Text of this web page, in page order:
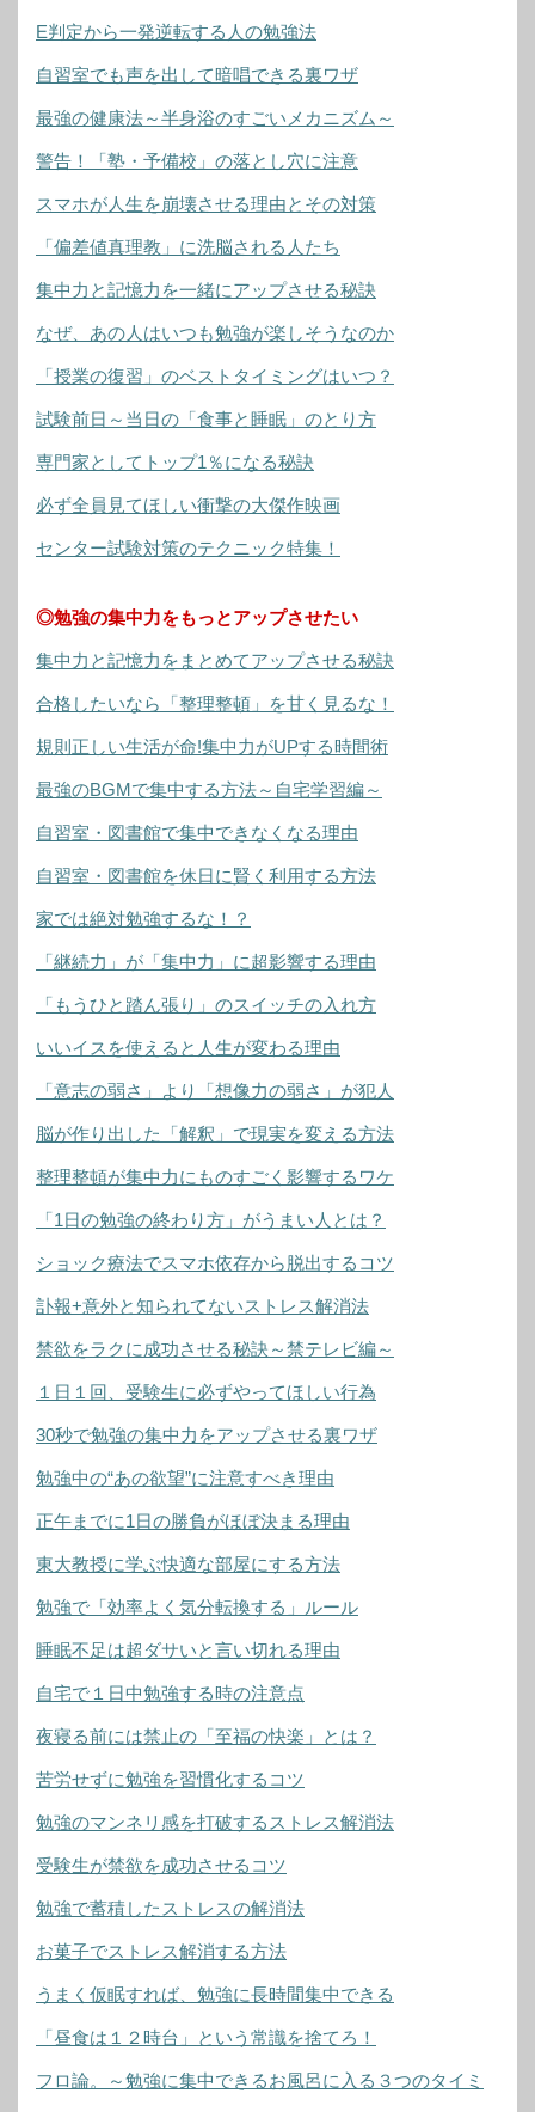
E判定から一発逆転する人の勉強法
自習室でも声を出して暗唱できる裏ワザ
最強の健康法～半身浴のすごいメカニズム～
警告！「塾・予備校」の落とし穴に注意
スマホが人生を崩壊させる理由とその対策
「偏差値真理教」に洗脳される人たち
集中力と記憶力を一緒にアップさせる秘訣
なぜ、あの人はいつも勉強が楽しそうなのか
「授業の復習」のベストタイミングはいつ？
試験前日～当日の「食事と睡眠」のとり方
専門家としてトップ1％になる秘訣
必ず全員見てほしい衝撃の大傑作映画
センター試験対策のテクニック特集！
◎勉強の集中力をもっとアップさせたい
集中力と記憶力をまとめてアップさせる秘訣
合格したいなら「整理整頓」を甘く見るな！
規則正しい生活が命!集中力がUPする時間術
最強のBGMで集中する方法～自宅学習編～
自習室・図書館で集中できなくなる理由
自習室・図書館を休日に賢く利用する方法
家では絶対勉強するな！？
「継続力」が「集中力」に超影響する理由
「もうひと踏ん張り」のスイッチの入れ方
いいイスを使えると人生が変わる理由
「意志の弱さ」より「想像力の弱さ」が犯人
脳が作り出した「解釈」で現実を変える方法
整理整頓が集中力にものすごく影響するワケ
「1日の勉強の終わり方」がうまい人とは？
ショック療法でスマホ依存から脱出するコツ
訃報+意外と知られてないストレス解消法
禁欲をラクに成功させる秘訣～禁テレビ編～
１日１回、受験生に必ずやってほしい行為
30秒で勉強の集中力をアップさせる裏ワザ
勉強中の“あの欲望”に注意すべき理由
正午までに1日の勝負がほぼ決まる理由
東大教授に学ぶ快適な部屋にする方法
勉強で「効率よく気分転換する」ルール
睡眠不足は超ダサいと言い切れる理由
自宅で１日中勉強する時の注意点
夜寝る前には禁止の「至福の快楽」とは？
苦労せずに勉強を習慣化するコツ
勉強のマンネリ感を打破するストレス解消法
受験生が禁欲を成功させるコツ
勉強で蓄積したストレスの解消法
お菓子でストレス解消する方法
うまく仮眠すれば、勉強に長時間集中できる
「昼食は１２時台」という常識を捨てろ！
フロ論。～勉強に集中できるお風呂に入る３つのタイミ